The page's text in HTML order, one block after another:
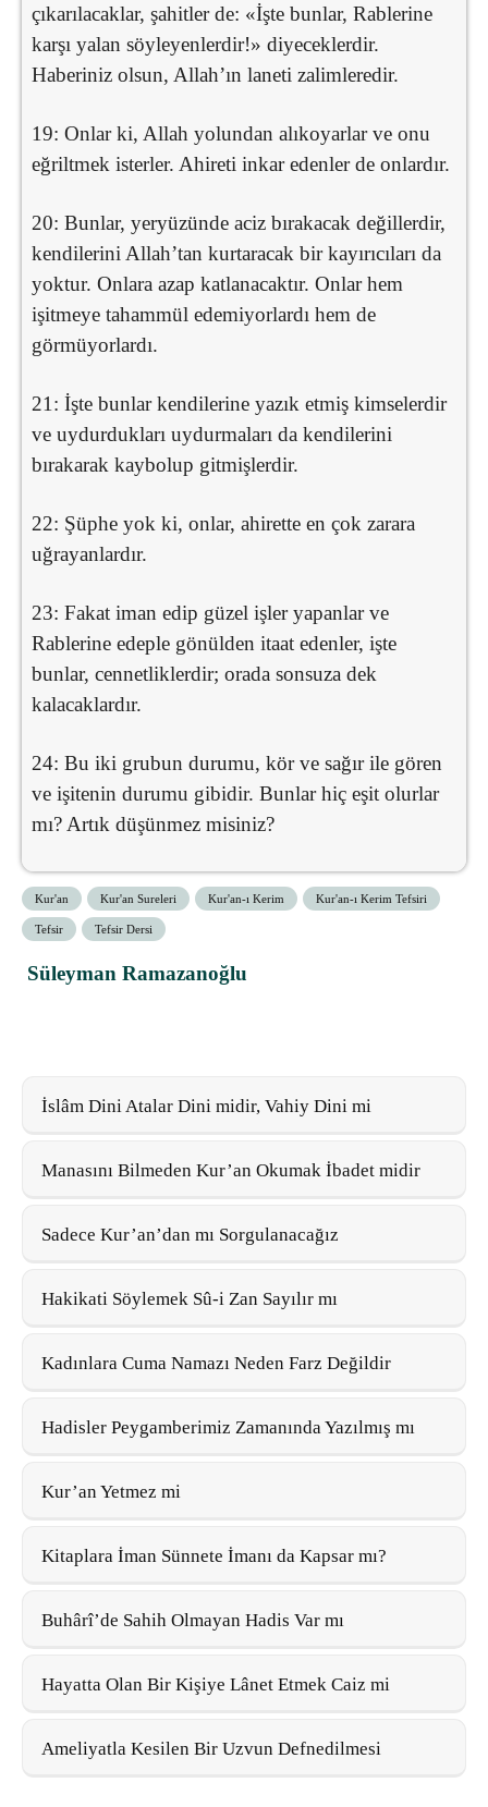
çıkarılacaklar, şahitler de: «İşte bunlar, Rablerine
karşı yalan söyleyenlerdir!» diyeceklerdir.
Haberiniz olsun, Allah’ın laneti zalimleredir.
19: Onlar ki, Allah yolundan alıkoyarlar ve onu
eğriltmek isterler. Ahireti inkar edenler de onlardır.
20: Bunlar, yeryüzünde aciz bırakacak değillerdir,
kendilerini Allah’tan kurtaracak bir kayırıcıları da
yoktur. Onlara azap katlanacaktır. Onlar hem
işitmeye tahammül edemiyorlardı hem de
görmüyorlardı.
21: İşte bunlar kendilerine yazık etmiş kimselerdir
ve uydurdukları uydurmaları da kendilerini
bırakarak kaybolup gitmişlerdir.
22: Şüphe yok ki, onlar, ahirette en çok zarara
uğrayanlardır.
23: Fakat iman edip güzel işler yapanlar ve
Rablerine edeple gönülden itaat edenler, işte
bunlar, cennetliklerdir; orada sonsuza dek
kalacaklardır.
24: Bu iki grubun durumu, kör ve sağır ile gören
ve işitenin durumu gibidir. Bunlar hiç eşit olurlar
mı? Artık düşünmez misiniz?
Kur'an Kur'an Sureleri Kur'an-ı Kerim Kur'an-ı Kerim Tefsiri
Tefsir Tefsir Dersi
Süleyman Ramazanoğlu
İslâm Dini Atalar Dini midir, Vahiy Dini mi
Manasını Bilmeden Kur’an Okumak İbadet midir
Sadece Kur’an’dan mı Sorgulanacağız
Hakikati Söylemek Sû-i Zan Sayılır mı
Kadınlara Cuma Namazı Neden Farz Değildir
Hadisler Peygamberimiz Zamanında Yazılmış mı
Kur’an Yetmez mi
Kitaplara İman Sünnete İmanı da Kapsar mı?
Buhârî’de Sahih Olmayan Hadis Var mı
Hayatta Olan Bir Kişiye Lânet Etmek Caiz mi
Ameliyatla Kesilen Bir Uzvun Defnedilmesi